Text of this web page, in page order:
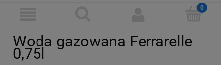
Woda gazowana Ferrarelle
0,75l